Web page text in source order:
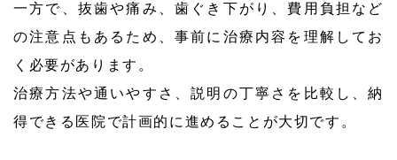
一方で、抜歯や痛み、歯ぐき下がり、費用負担など
の注意点もあるため、事前に治療内容を理解してお
く必要があります。
治療方法や通いやすさ、説明の丁寧さを比較し、納
得できる医院で計画的に進めることが大切です。